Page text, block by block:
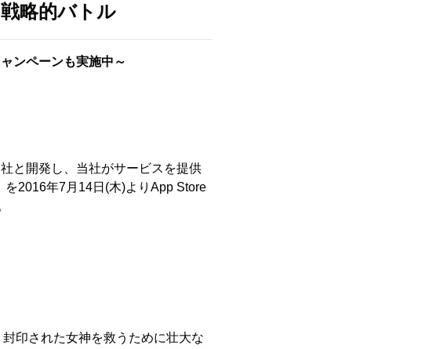
略的バトル
ンペーンも実施中～
と開発し、当社がサービスを提供
2016年7月14日(木)よりApp Store
印された女神を救うために壮大な